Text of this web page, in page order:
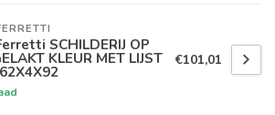
SCHILDERIJ OP
KLEUR MET LIJST €101,01